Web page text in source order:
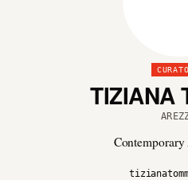
TIZIANA